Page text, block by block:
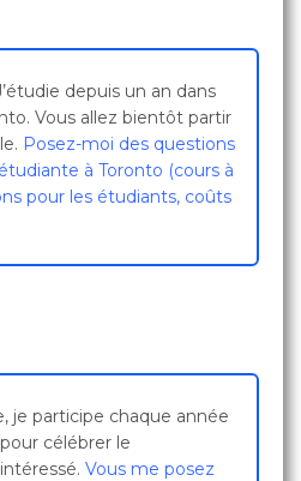
depuis un an dans
Vous allez bientôt partir
Posez-moi des questions
à Toronto (cours à
pour les étudiants, coûts
je participe chaque année
célébrer le
Vous me posez